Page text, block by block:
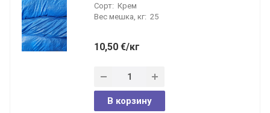
Сорт: Крем
Вес мешка, кг: 25
10,50 €/кг
В корзину